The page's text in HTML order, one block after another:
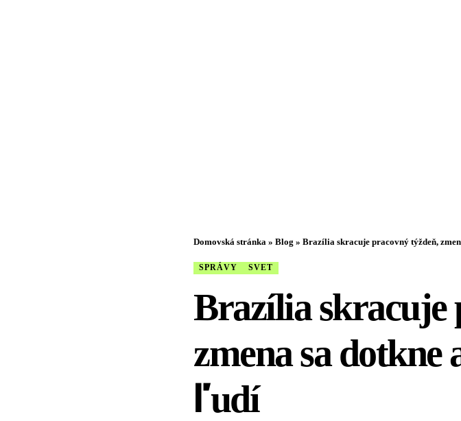
Domovská stránka » Blog » Brazília skracuje pracovný týždeň,
SPRÁVY SVET
Brazília skracuje
zmena sa dotkne
ľudí